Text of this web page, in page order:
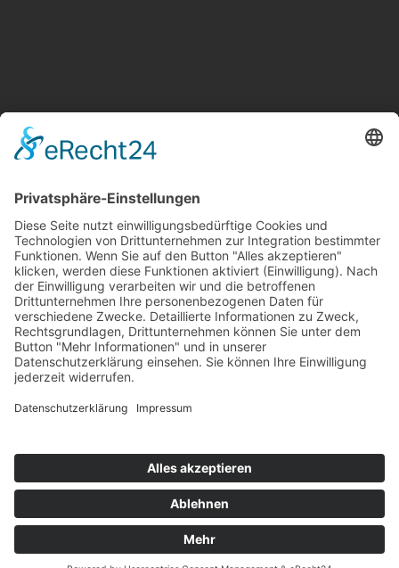
Kontakt Newsletter
Copyright© 2022-2026 Bewusst Brüggen -
Gemeindeverwaltung Brüggen der Bürgermeister.